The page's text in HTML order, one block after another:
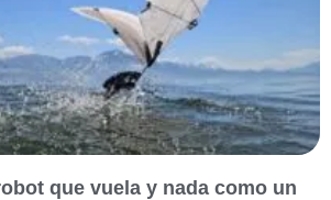
que vuela y nada como un